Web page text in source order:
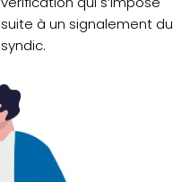
suite à un signalement du
syndic.